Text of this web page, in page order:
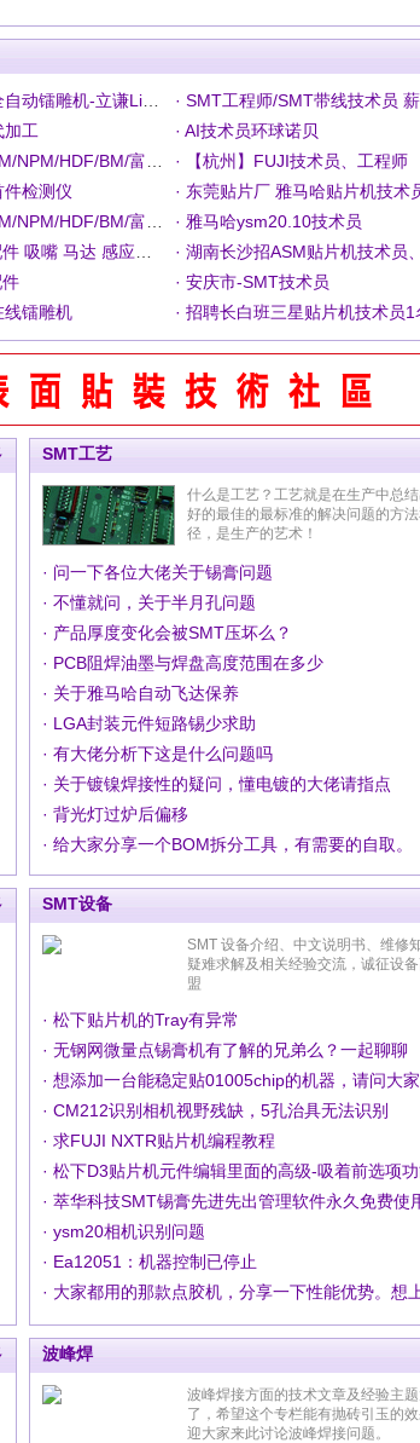
加工
件检测仪
线镭雕机
· AI技术员环球诺贝
· 【杭州】FUJI技术员、工程师
· 东莞贴片厂 雅马哈贴片机技术
· 雅马哈ysm20.10技术员
· 安庆市-SMT技术员
· 招聘长白班三星贴片机技术员1
SMT工艺
什么是工艺？工艺就是在生产中总
好的最佳的最标准的解决问题的方
径，是生产的艺术！
· 问一下各位大佬关于锡膏问题
· 不懂就问，关于半月孔问题
· 产品厚度变化会被SMT压坏么？
· PCB阻焊油墨与焊盘高度范围在多少
· 关于雅马哈自动飞达保养
· LGA封装元件短路锡少求助
· 有大佬分析下这是什么问题吗
· 关于镀镍焊接性的疑问，懂电镀的大佬请指点
· 背光灯过炉后偏移
· 给大家分享一个BOM拆分工具，有需要的自取。
SMT设备
SMT 设备介绍、中文说明书、维修知
疑难求解及相关经验交流，诚征设
盟
· 松下贴片机的Tray有异常
· 无钢网微量点锡膏机有了解的兄弟么？一起聊聊
· CM212识别相机视野残缺，5孔治具无法识别
· 求FUJI NXTR贴片机编程教程
· ysm20相机识别问题
· Ea12051：机器控制已停止
波峰焊
波峰焊接方面的技术文章及经验主
了，希望这个专栏能有抛砖引玉的
迎大家来此讨论波峰焊接问题。